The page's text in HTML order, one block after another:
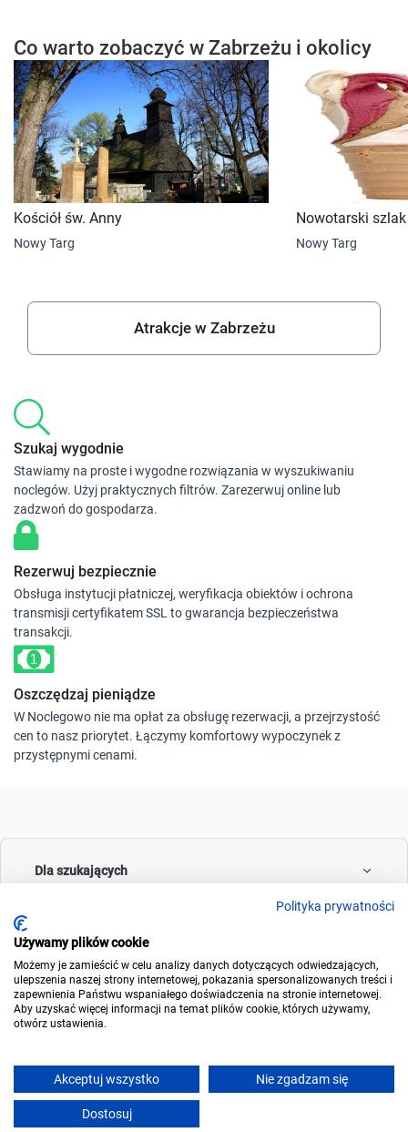
Co warto zobaczyć w Zabrzeżu i okolicy
Kościół św. Anny
Nowy Targ
Nowotarski
Nowy Targ
Atrakcje w Zabrzeżu
Szukaj wygodnie
Stawiamy na proste i wygodne rozwiązania w wyszukiwaniu
noclegów. Użyj praktycznych filtrów. Zarezerwuj online lub
zadzwoń do gospodarza.
Rezerwuj bezpiecznie
Obsługa instytucji płatniczej, weryfikacja obiektów i ochrona
transmisji certyfikatem SSL to gwarancja bezpieczeństwa
transakcji.
Oszczędzaj pieniądze
W Noclegowo nie ma opłat za obsługę rezerwacji, a przejrzystość
cen to nasz priorytet. Łączymy komfortowy wypoczynek z
przystępnymi cenami.
Dla szukających
© 2006-2026Noclegowo.pl
Polityka prywatności
Używamy plików cookie
Możemy je zamieścić w celu analizy danych dotyczących odwiedzających,
ulepszenia naszej strony internetowej, pokazania spersonalizowanych treści i
zapewnienia Państwu wspaniałego doświadczenia na stronie internetowej.
Aby uzyskać więcej informacji na temat plików cookie, których używamy,
otwórz ustawienia.
Akceptuj wszystko Nie zgadzam się
Dostosuj